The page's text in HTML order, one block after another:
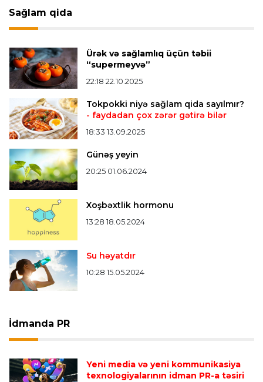
Sağlam qida
Ürək və sağlamlıq üçün təbii
“supermeyvə”
22:18 22.10.2025
Tokpokki niyə sağlam qida sayılmır?
- faydadan çox zərər gətirə bilər
18:33 13.09.2025
Günəş yeyin
20:25 01.06.2024
Xoşbəxtlik hormonu
13:28 18.05.2024
Su həyatdır
10:28 15.05.2024
İdmanda PR
Yeni media və yeni kommunikasiya
texnologiyalarının idman PR-a təsiri